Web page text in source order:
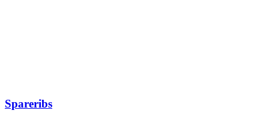
Spareribs